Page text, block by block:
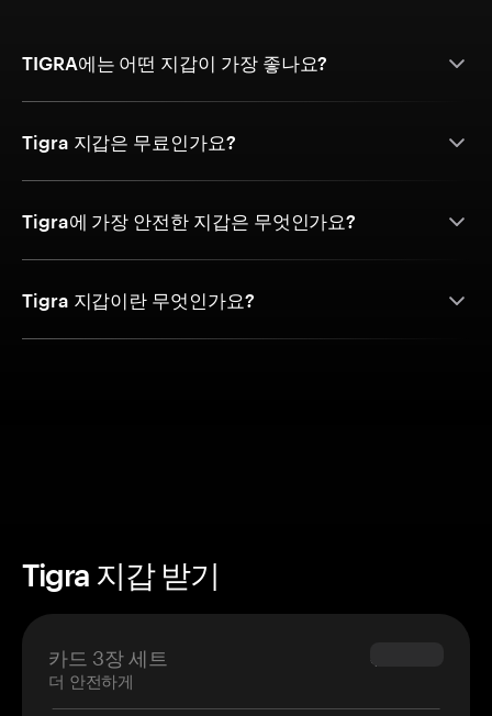
TIGRA에는 어떤 지갑이 가장 좋나요?
Tigra 지갑은 무료인가요?
Tigra에 가장 안전한 지갑은 무엇인가요?
Tigra 지갑이란 무엇인가요?
Tigra 지갑 받기
카드 3장 세트
더 안전하게
$69.90